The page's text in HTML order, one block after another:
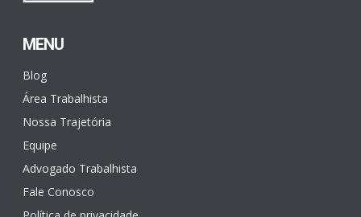
MENU
Blog
Área Trabalhista
Nossa Trajetória
Equipe
Advogado Trabalhista
Fale Conosco